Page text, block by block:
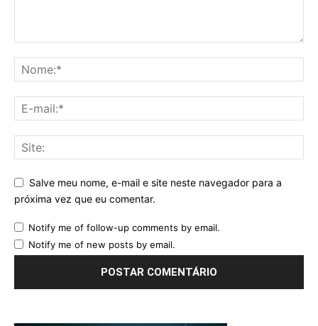
Salve meu nome, e-mail e site neste navegador para a
próxima vez que eu comentar.
Notify me of follow-up comments by email.
Notify me of new posts by email.